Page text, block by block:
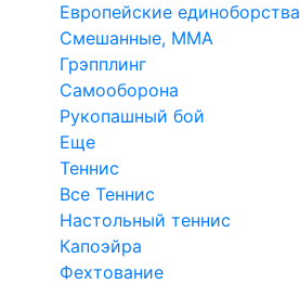
Европейские единоборства
Смешанные, ММА
Грэпплинг
Самооборона
Рукопашный бой
Еще
Теннис
Все Теннис
Настольный теннис
Капоэйра
Фехтование